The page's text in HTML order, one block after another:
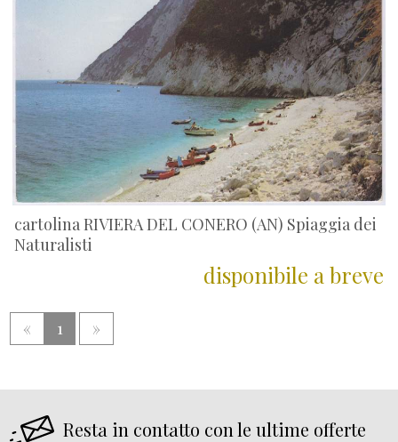
cartolina RIVIERA DEL CONERO (AN) Spiaggia dei
Naturalisti
disponibile a breve
« 1 »
Resta in contatto con le ultime offerte